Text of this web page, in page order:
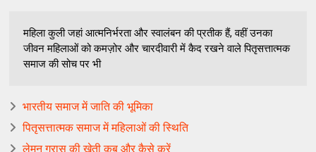
महिला कुली जहां आत्मनिर्भरता और स्वालंबन की प्रतीक हैं, वहीं उनका
जीवन महिलाओं को कमज़ोर और चारदीवारी में कैद रखने वाले पितृसत्तात्मक
समाज की सोच पर भी
भारतीय समाज में जाति की भूमिका
पितृसत्तात्मक समाज में महिलाओं की स्थिति
लेमन ग्रास की खेती कब और कैसे करें